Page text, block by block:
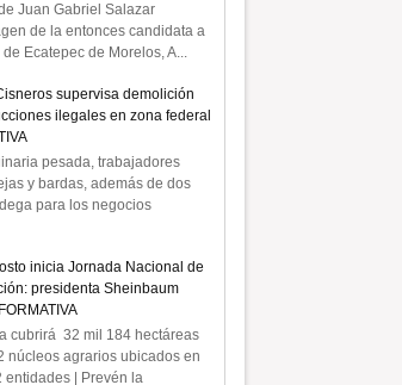
Juan Gabriel Salazar
de la entonces candidata a
Ecatepec de Morelos, A...
supervisa demolición
ilegales en zona federal
pesada, trabajadores
y bardas, además de dos
para los negocios
inicia Jornada Nacional de
presidenta Sheinbaum
cubrirá 32 mil 184 hectáreas
núcleos agrarios ubicados en
| Prevén la